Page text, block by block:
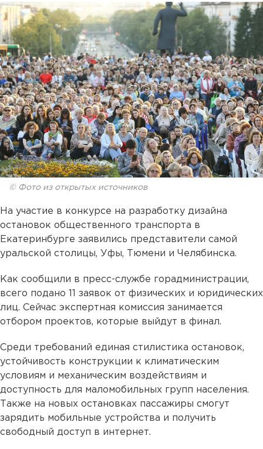
© Фото из открытых источников
На участие в конкурсе на разработку дизайна
остановок общественного транспорта в
Екатеринбурге заявились представители самой
уральской столицы, Уфы, Тюмени и Челябинска.
Как сообщили в пресс-службе горадминистрации,
всего подано 11 заявок от физических и юридических
лиц. Сейчас экспертная комиссия занимается
отбором проектов, которые выйдут в финал.
Среди требований единая стилистика остановок,
устойчивость конструкции к климатическим
условиям и механическим воздействиям и
доступность для маломобильных групп населения.
Также на новых остановках пассажиры смогут
зарядить мобильные устройства и получить
свободный доступ в интернет.